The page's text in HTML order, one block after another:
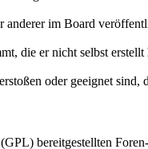
im Board
die er nicht selbst
oder geeignet
bereitgestellten